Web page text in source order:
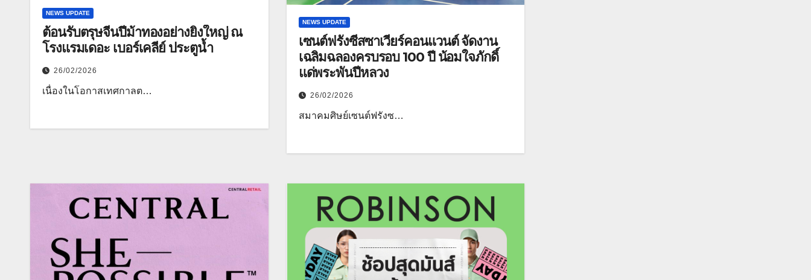
NEWS UPDATE
ต้อนรับตรุษจีนปีม้าทองอย่างยิ่งใหญ่ ณ
โรงแรมเดอะ เบอร์เคลีย์ ประตูน้ำ
26/02/2026
เนื่องในโอกาสเทศกาลต…
NEWS UPDATE
เซนต์ฟรังซีสซาเวียร์คอนแวนต์ จัดงาน
เฉลิมฉลองครบรอบ 100 ปี น้อมใจภักดิ์
แด่พระพันปีหลวง
26/02/2026
สมาคมศิษย์เซนต์ฟรังซ…